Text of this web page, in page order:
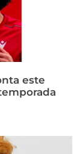
este